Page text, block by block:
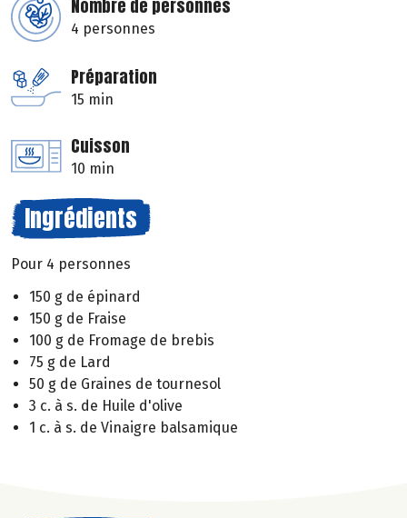
Nombre de personnes
4 personnes
Préparation
15 min
Cuisson
10 min
Ingrédients
Pour 4 personnes
150 g de épinard
150 g de Fraise
100 g de Fromage de brebis
75 g de Lard
50 g de Graines de tournesol
3 c. à s. de Huile d'olive
1 c. à s. de Vinaigre balsamique